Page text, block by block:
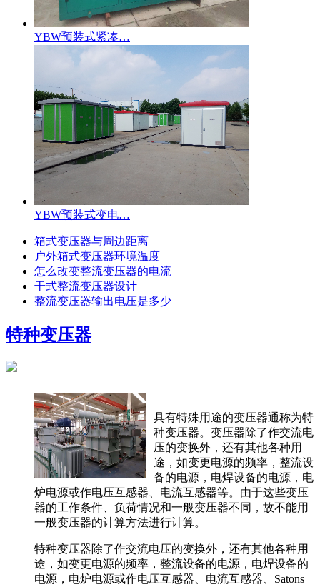
YBW预装式紧凑…
YBW预装式变电…
箱式变压器与周边距离
户外箱式变压器环境温度
怎么改变整流变压器的电流
干式整流变压器设计
整流变压器输出电压是多少
特种变压器
具有特殊用途的变压器通称为特
种变压器。变压器除了作交流电
压的变换外，还有其他各种用
途，如变更电源的频率，整流设
备的电源，电焊设备的电源，电
炉电源或作电压互感器、电流互感器等。由于这些变压
器的工作条件、负荷情况和一般变压器不同，故不能用
一般变压器的计算方法进行计算。
特种变压器除了作交流电压的变换外，还有其他各种用
途，如变更电源的频率，整流设备的电源，电焊设备的
电源，电炉电源或作电压互感器、电流互感器、Satons